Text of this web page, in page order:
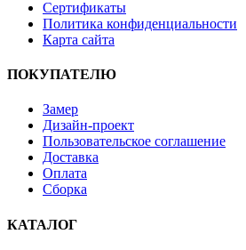
Сертификаты
Политика конфиденциальности
Карта сайта
ПОКУПАТЕЛЮ
Замер
Дизайн-проект
Пользовательское соглашение
Доставка
Оплата
Сборка
КАТАЛОГ